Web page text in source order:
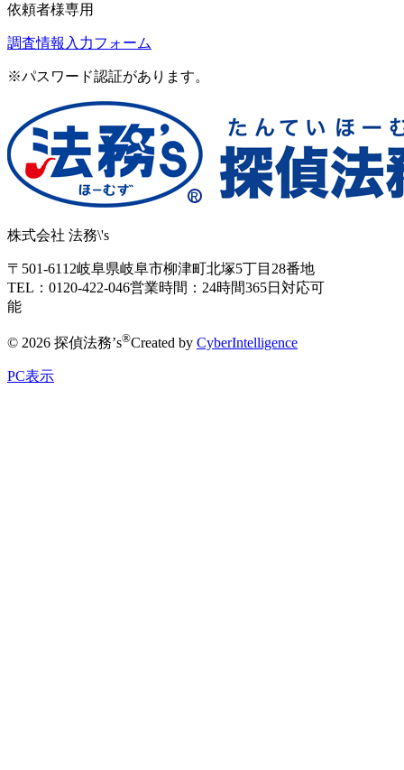
依頼者様専用
調査情報入力フォーム
※パスワード認証があります。
株式会社 法務\'s
〒501-6112岐阜県岐阜市柳津町北塚5丁目28番地
TEL：0120-422-046営業時間：24時間365日対応可
能
© 2026 探偵法務’s®Created by CyberIntelligence
PC表示